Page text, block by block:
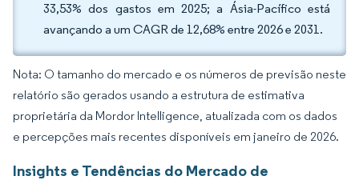
33,53% dos gastos em 2025; a Ásia-Pacífico está
avançando a um CAGR de 12,68% entre 2026 e 2031.
Nota: O tamanho do mercado e os números de previsão neste
relatório são gerados usando a estrutura de estimativa
proprietária da Mordor Intelligence, atualizada com os dados
e percepções mais recentes disponíveis em janeiro de 2026.
Insights e Tendências do Mercado de